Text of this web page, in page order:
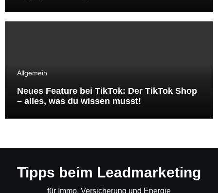
Marketing-Praxis
Allgemein
Neues Feature bei TikTok: Der TikTok Shop
– alles, was du wissen musst!
Tipps beim Leadmarketing
für Immo, Versicherung und Energie